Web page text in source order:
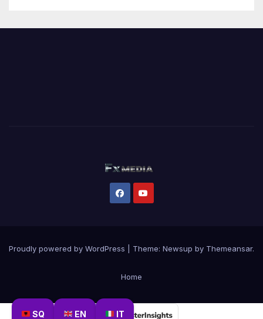
SQ EN IT
Proudly powered by WordPress Theme: Newsup by Themeansar.
Home